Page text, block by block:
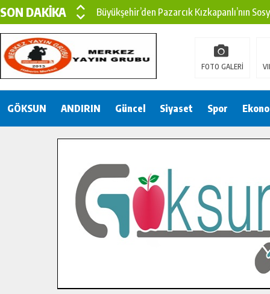
SON DAKİKA
Büyükşehir’den Pazarcık Kızkapanlı’nın
Büyükşehir’den Pazarcık Kırsalına Modern
Çin’den KSÜ’ye Uluslararası Başarı:
Gençler Pusula Maraş Kampında Yeni
İlçe Jandarma Komutanı Karakaya’dan
Bertiz’in Yeni Köprüsünde Sona Doğru.
FOTO GALERİ
GÖKSUN ANDIRIN Güncel Siyaset Spor